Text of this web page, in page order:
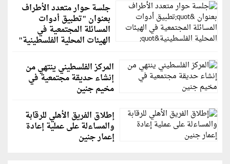
جلسة حوار متعدد الأطراف
بعنوان "تطبيق أدوات
المسائلة المجتمعية في
الهيئات المحلية الفلسطينية"
المركز الفلسطيني ينتهي من
إنشاء حديقة مجتمعية في
مخيم جنين
إطلاق الفريق الأهلي للرقابة
والمساءلة على عملية إعادة
إعمار جنين